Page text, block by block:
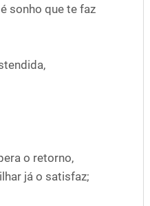
sonho que te faz
o retorno,
já o satisfaz;